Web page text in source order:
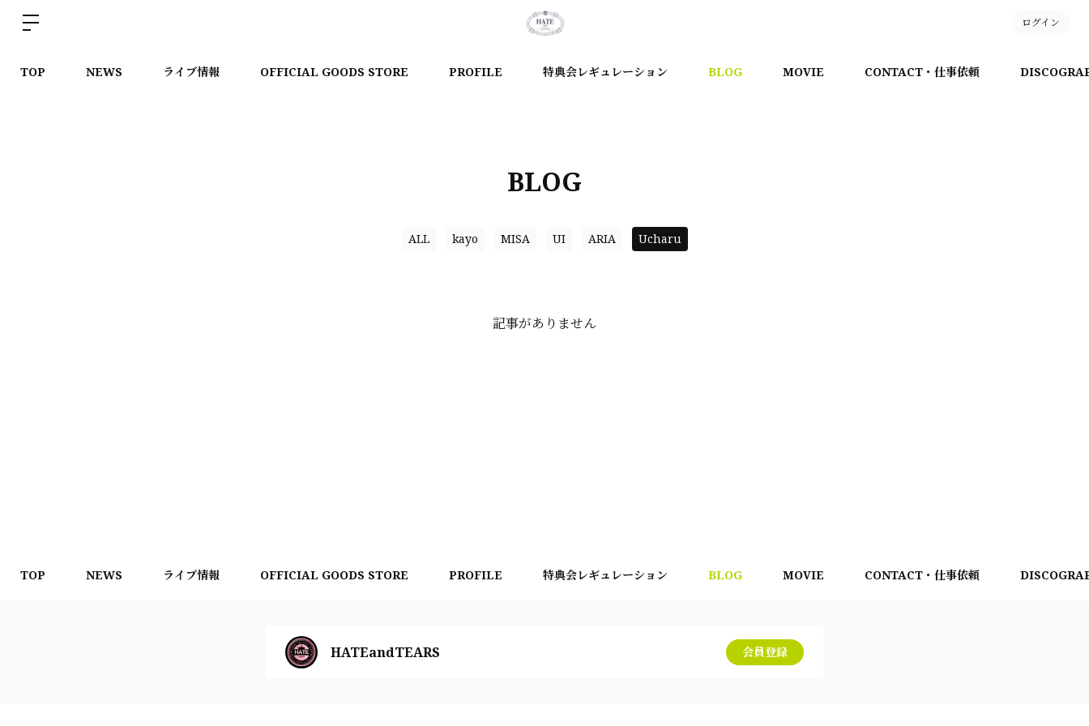
ログイン
TOP NEWS ライブ情報 OFFICIAL GOODS STORE PROFILE 特典会レギュレーション BLOG MOVIE CONTACT・仕事依頼
BLOG
ALL kayo MISA UI ARIA Ucharu
記事がありません
TOP NEWS ライブ情報 OFFICIAL GOODS STORE PROFILE 特典会レギュレーション BLOG MOVIE CONTACT・仕事依頼
HATEandTEARS 会員登録